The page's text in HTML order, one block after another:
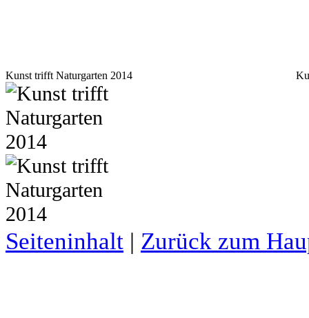
Kunst trifft Naturgarten 2014
Seiteninhalt | Zurück zum